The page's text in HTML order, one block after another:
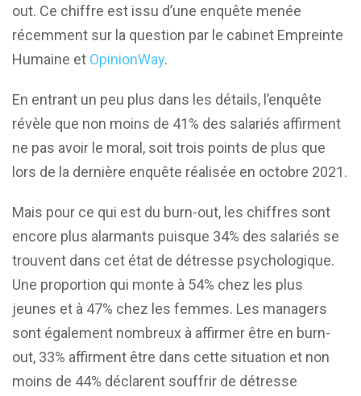
out. Ce chiffre est issu d’une enquête menée
récemment sur la question par le cabinet Empreinte
Humaine et OpinionWay.
En entrant un peu plus dans les détails, l’enquête
révèle que non moins de 41% des salariés affirment
ne pas avoir le moral, soit trois points de plus que
lors de la dernière enquête réalisée en octobre 2021.
Mais pour ce qui est du burn-out, les chiffres sont
encore plus alarmants puisque 34% des salariés se
trouvent dans cet état de détresse psychologique.
Une proportion qui monte à 54% chez les plus
jeunes et à 47% chez les femmes. Les managers
sont également nombreux à affirmer être en burn-
out, 33% affirment être dans cette situation et non
moins de 44% déclarent souffrir de détresse